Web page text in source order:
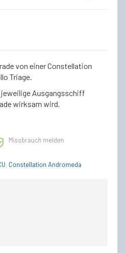
von einer Constellation
Triage.
jeweilige Ausgangsschiff
wirksam wird.
Missbrauch melden
, Constellation Andromeda